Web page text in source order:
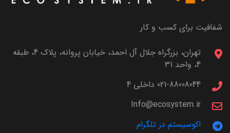
شفافیت برای کسب و کار
تهران، بزرگراه جلال آل احمد، خیابان پروانه، پلاک 4، طبقه
4، واحد 31
021-88008044 داخلی 4
Info@ecosystem.ir
اکوسیستم در تلگرام